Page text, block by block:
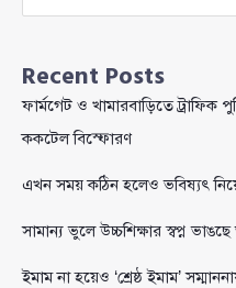
Recent Posts
ফার্মগেট ও খামারবাড়িতে ট্রাফিক
ককটেল বিস্ফোরণ
এখন সময় কঠিন হলেও ভবিষ্যৎ
সামান্য ভুলে উচ্চশিক্ষার স্বপ্ন
ইমাম না হয়েও ‘শ্রেষ্ঠ ইমাম’